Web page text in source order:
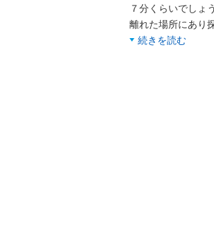
７分くらいでしょ
離れた場所にあり
続きを読む